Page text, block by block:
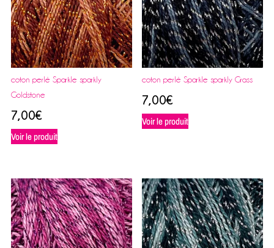
coton perlé Sparkle sparkly
Goldstone
7,00€
Voir le produit
coton perlé Sparkle sparkly Grass
7,00€
Voir le produit